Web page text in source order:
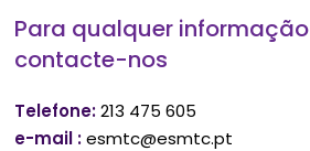
Para qualquer informação
contacte-nos
Telefone:213 475 605
e-mail :esmtc@esmtc.pt